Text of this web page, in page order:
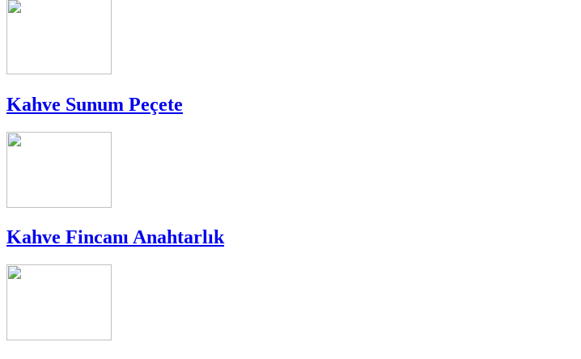
Kahve Sunum Peçete
Kahve Fincanı Anahtarlık